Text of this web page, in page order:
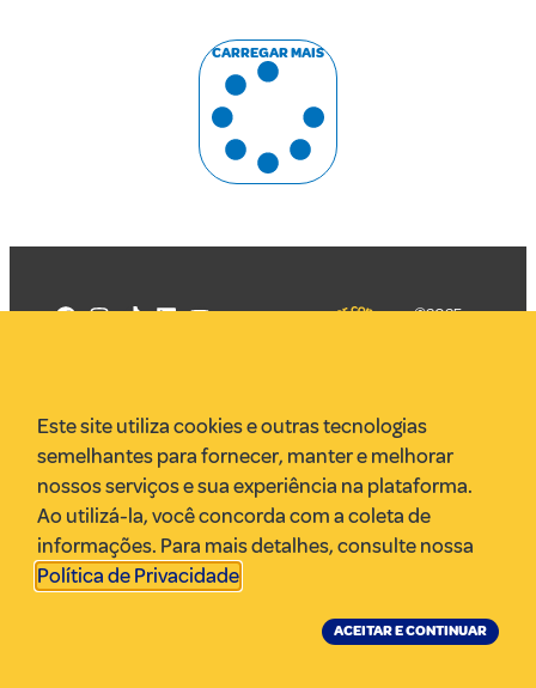
CARREGAR MAIS
VR Assessoria
Parcerias
Envie uma pauta
Anuncie
©2025
Este site utiliza cookies e outras tecnologias
semelhantes para fornecer, manter e melhorar
nossos serviços e sua experiência na plataforma.
Ao utilizá-la, você concorda com a coleta de
informações. Para mais detalhes, consulte nossa
Política de Privacidade.
ACEITAR E CONTINUAR